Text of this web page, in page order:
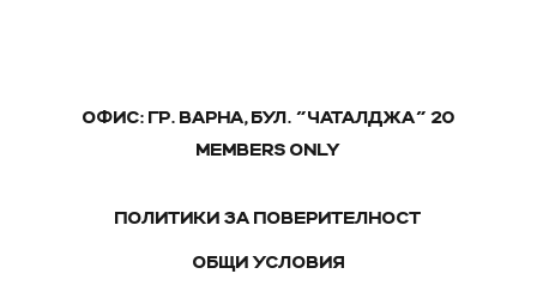
ОФИС: ГР. ВАРНА, БУЛ. "ЧАТАЛДЖА" 20
MEMBERS ONLY
ПОЛИТИКИ ЗА ПОВЕРИТЕЛНОСТ
ОБЩИ УСЛОВИЯ